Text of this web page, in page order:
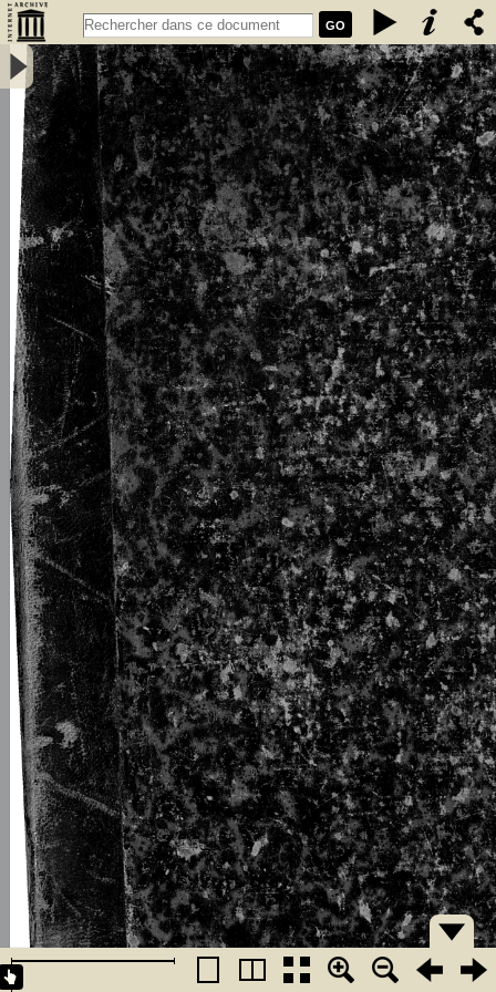
GO
L\'émigration bretonne en Armorique du Ve au VIIe siècle de notre
ère : thèse pour le doctorat - Loth, Joseph (1847-1934)